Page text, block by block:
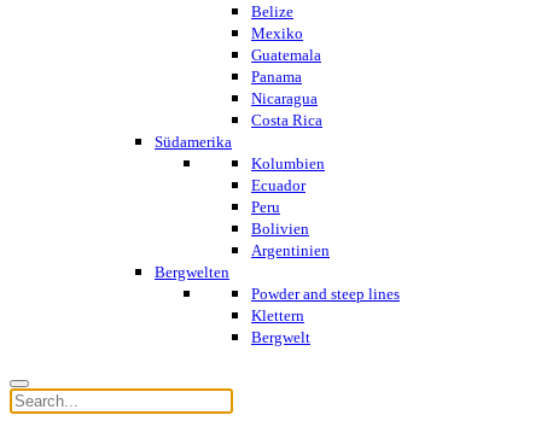
Belize
Mexiko
Guatemala
Panama
Nicaragua
Costa Rica
Südamerika
Kolumbien
Ecuador
Peru
Bolivien
Argentinien
Bergwelten
Powder and steep lines
Klettern
Bergwelt